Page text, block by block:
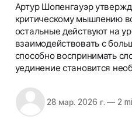
Артур Шопенгауэр
критическому мышлению
остальные действуют на
взаимодействовать с
способно воспринимать
уединение становится
28 мар. 2026 г. — 2